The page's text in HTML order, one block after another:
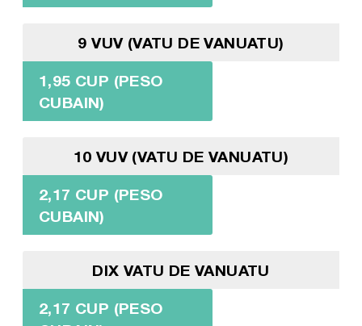
9 VUV (VATU DE VANUATU)
1,95 CUP (PESO
CUBAIN)
10 VUV (VATU DE VANUATU)
2,17 CUP (PESO
CUBAIN)
DIX VATU DE VANUATU
2,17 CUP (PESO